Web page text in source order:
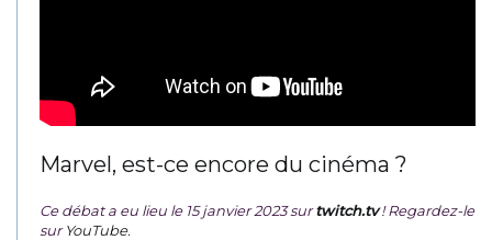
Marvel, est-ce encore du cinéma ?
Ce débat a eu lieu le 15 janvier 2023 surtwitch.tv ! Regardez-le
surYouTube.